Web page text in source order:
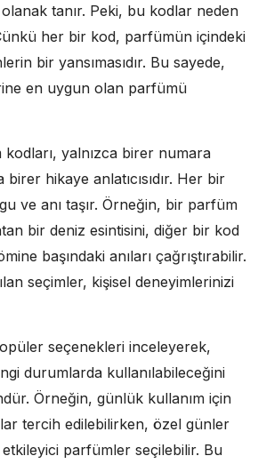
tanır. Peki, bu kodlar neden
her bir kod, parfümün içindeki
bir yansımasıdır. Bu sayede,
en uygun olan parfümü
yalnızca birer numara
birer hikaye anlatıcısıdır. Her bir
ve anı taşır. Örneğin, bir parfüm
bir deniz esintisini, diğer bir kod
başındaki anıları çağrıştırabilir.
seçimler, kişisel deneyimlerinizi
seçenekleri inceleyerek,
durumlarda kullanılabileceğini
Örneğin, günlük kullanım için
tercih edilebilirken, özel günler
parfümler seçilebilir. Bu